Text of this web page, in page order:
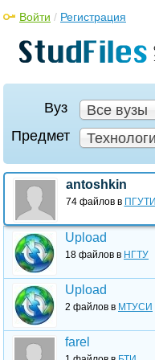
Войти / Регистрация
Вуз
Все вузы
Предмет
antoshkin
74 файлов в ПГУТИ
Upload
18 файлов в НГТУ
Upload
2 файлов в МТУСИ
farel